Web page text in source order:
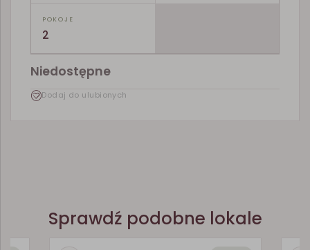
POKOJE
2
Niedostępne
Dodaj do ulubionych
Sprawdź podobne lokale